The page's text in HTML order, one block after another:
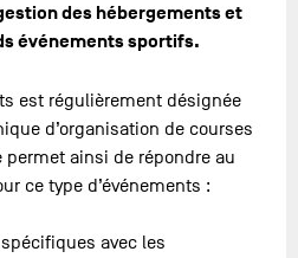
des hébergements et
événements sportifs.
est régulièrement désignée
d’organisation de courses
permet ainsi de répondre au
ce type d’événements :
avec les